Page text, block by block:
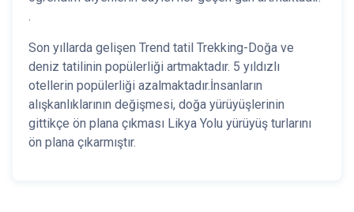
.
Son yıllarda gelişen Trend tatil Trekking-Doğa ve
deniz tatilinin popülerliği artmaktadır. 5 yıldızlı
otellerin popülerliği azalmaktadır.İnsanların
alışkanlıklarının değişmesi, doğa yürüyüşlerinin
gittikçe ön plana çıkması Likya Yolu yürüyüş turlarını
ön plana çıkarmıştır.